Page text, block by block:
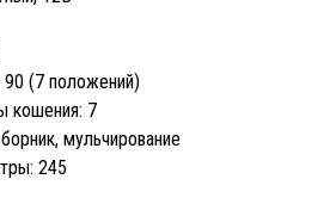
(7 положений)
кошения: 7
мульчирование
245